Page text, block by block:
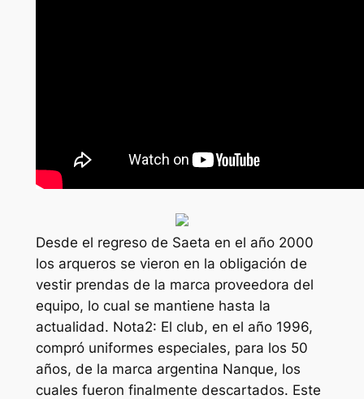
Desde el regreso de Saeta en el año 2000
los arqueros se vieron en la obligación de
vestir prendas de la marca proveedora del
equipo, lo cual se mantiene hasta la
actualidad. Nota2: El club, en el año 1996,
compró uniformes especiales, para los 50
años, de la marca argentina Nanque, los
cuales fueron finalmente descartados. Este